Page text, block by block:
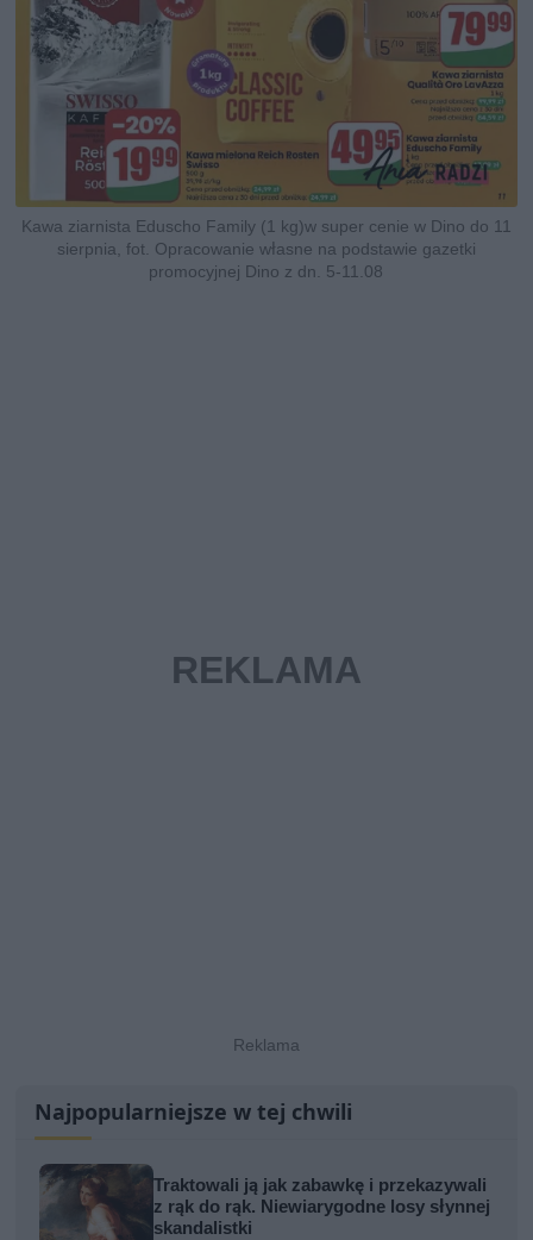
Kawa ziarnista Eduscho Family (1 kg)w super cenie w Dino do 11
sierpnia, fot. Opracowanie własne na podstawie gazetki
promocyjnej Dino z dn. 5-11.08
Najpopularniejsze w tej chwili
Traktowali ją jak zabawkę i przekazywali
z rąk do rąk. Niewiarygodne losy słynnej
skandalistki